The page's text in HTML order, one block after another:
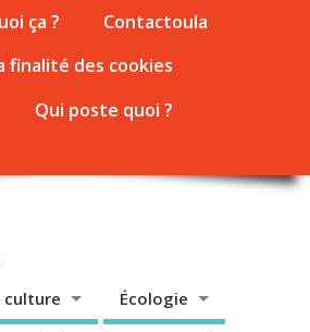
ça ?
Contactoula
finalité des cookies
Qui poste quoi ?
culture Écologie